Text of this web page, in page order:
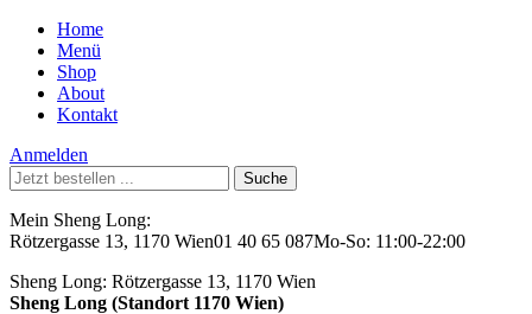
Home
Menü
Shop
About
Kontakt
Anmelden
Suche
nach:
Mein Sheng Long:
Rötzergasse 13, 1170 Wien01 40 65 087Mo-So: 11:00-22:00
Sheng Long: Rötzergasse 13, 1170 Wien
Sheng Long (Standort 1170 Wien)